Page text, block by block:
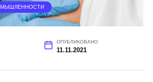
ОПУБЛИКОВАНО
11.11.2021